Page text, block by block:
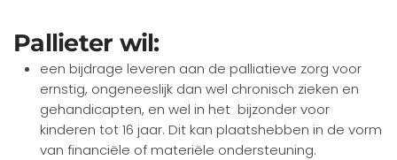
Pallieter wil:
een bijdrage leveren aan de palliatieve zorg voor
ernstig, ongeneeslijk dan wel chronisch zieken en
gehandicapten, en wel in het bijzonder voor
kinderen tot 16 jaar. Dit kan plaatshebben in de vorm
van financiële of materiële ondersteuning.